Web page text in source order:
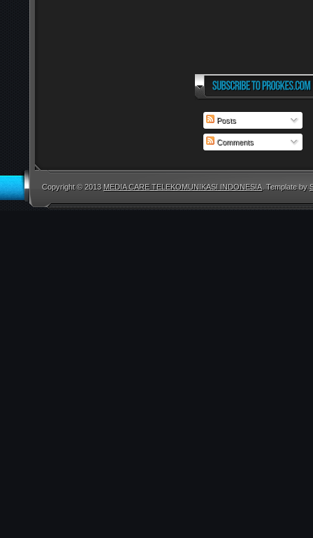
Posts
Comments
Copyright © 2013 MEDIA CARE TELEKOMUNIKASI INDONESIA. Template by